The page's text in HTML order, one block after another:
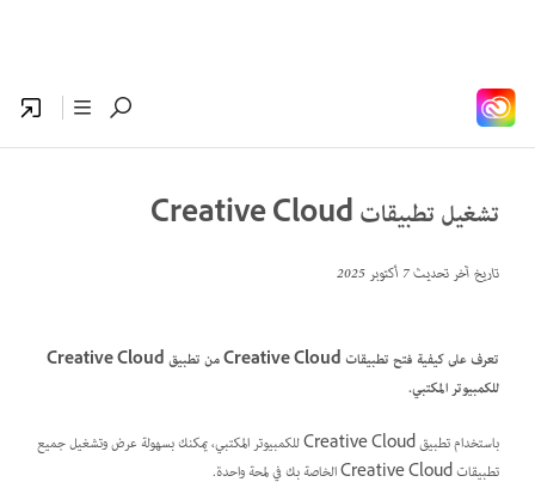
تشغيل تطبيقات Creative Cloud
تاريخ آخر تحديث7 أكتوبر 2025
تعرف على كيفية فتح تطبيقات Creative Cloud من تطبيق Creative Cloud
للكمبيوتر المكتبي.
باستخدام تطبيق Creative Cloud للكمبيوتر المكتبي، يمكنك بسهولة عرض وتشغيل جميع
تطبيقات Creative Cloud الخاصة بك في لمحة واحدة.